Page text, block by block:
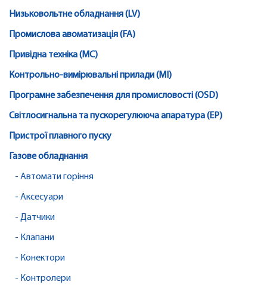
Низьковольтне обладнання (LV)
Промислова авоматизація (FA)
Привідна техніка (MC)
Контрольно-вимірювальні прилади (MI)
Програмне забезпечення для промисловості (OSD)
Світлосигнальна та пускорегулююча апаратура (EP)
Пристрої плавного пуску
Газове обладнання
- Автомати горіння
- Аксесуари
- Датчики
- Клапани
- Конектори
- Контролери